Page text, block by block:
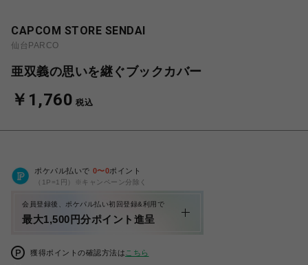
CAPCOM STORE SENDAI
仙台PARCO
亜双義の思いを継ぐブックカバー
￥1,760 税込
ポケパル払いで 0〜0ポイント
（1P=1円）※キャンペーン分除く
会員登録後、ポケパル払い初回登録&利用で
最大1,500円分ポイント進呈
獲得ポイントの確認方法は こちら